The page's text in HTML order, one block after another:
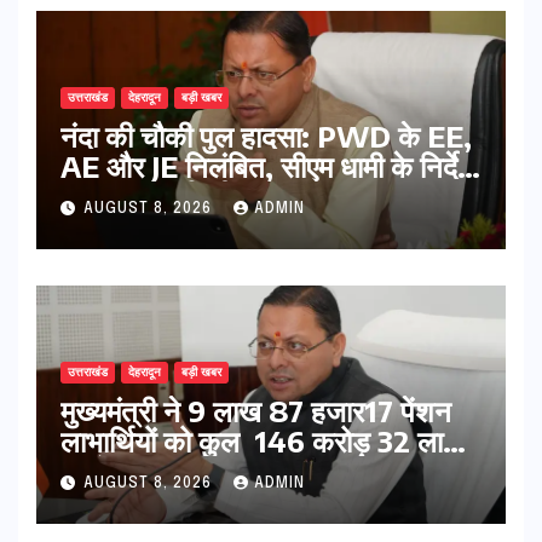
उत्तराखंड देहरादून बड़ी खबर
नंदा की चौकी पुल हादसा: PWD के EE,
AE और JE निलंबित, सीएम धामी के निर्देश
पर सख्त कार्रवाई
AUGUST 8, 2026 ADMIN
उत्तराखंड देहरादून बड़ी खबर
मुख्यमंत्री ने 9 लाख 87 हजार17 पेंशन
लाभार्थियों को कुल 146 करोड़ 32 लाख
की पेंशन राशि का किया भुगतान
AUGUST 8, 2026 ADMIN